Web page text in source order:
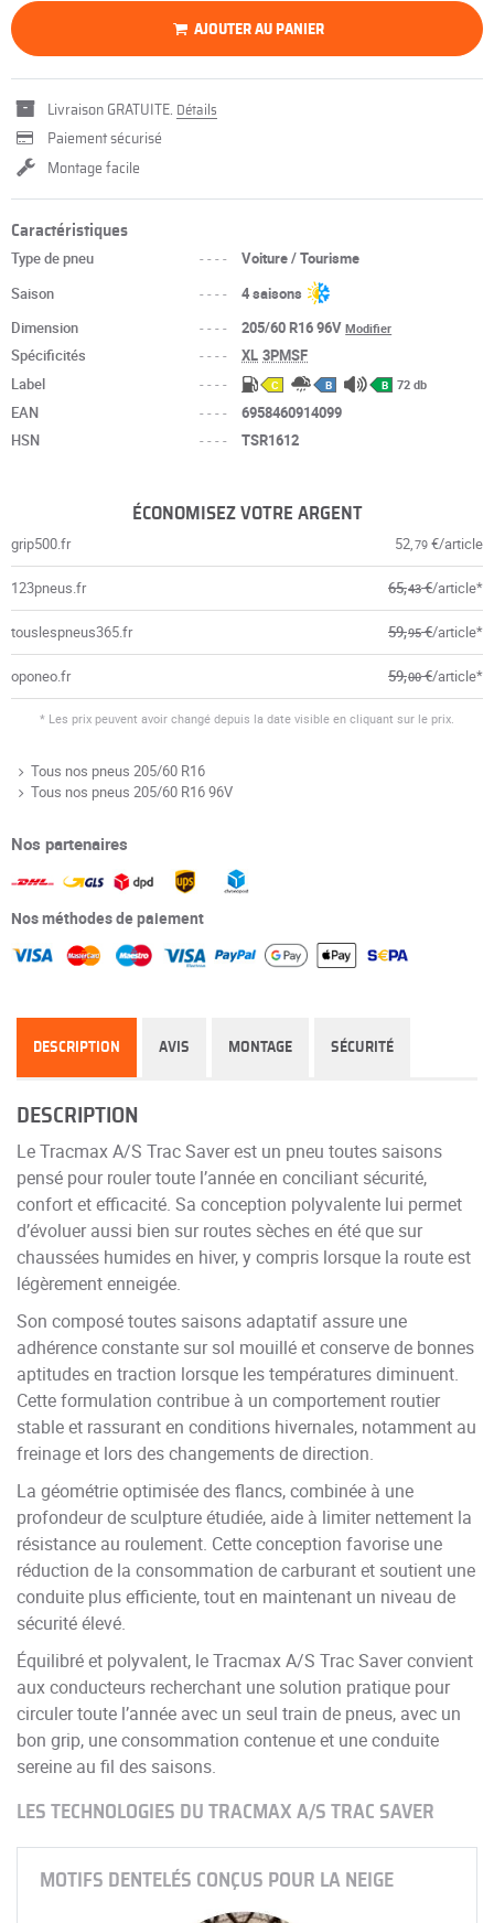
AJOUTER AU PANIER
Livraison GRATUITE. Détails
Paiement sécurisé
Montage facile
Caractéristiques
Type de pneu ----
Voiture / Tourisme
Saison
----
4 saisons
Dimension
---- 205/60 R16 96VModifier
Spécificités ---- XL 3PMSF
Label
---- C B B 72 db
EAN ----
6958460914099
HSN
---- TSR1612
ÉCONOMISEZ VOTRE ARGENT
grip500.fr 52,79 €/article
123pneus.fr 65,43€/article*
touslespneus365.fr 59,95€/article*
oponeo.fr 59,00€/article*
* Les prix peuvent avoir changé depuis la date visible en cliquant sur le prix.
Tous nos pneus 205/60 R16
Tous nos pneus 205/60 R16 96V
Nos partenaires
Nos méthodes de paiement
DESCRIPTION AVIS MONTAGE SÉCURITÉ
DESCRIPTION
Le Tracmax A/S Trac Saver est un pneu toutes saisons
pensé pour rouler toute l’année en conciliant sécurité,
confort et efficacité. Sa conception polyvalente lui permet
d’évoluer aussi bien sur routes sèches en été que sur
chaussées humides en hiver, y compris lorsque la route est
légèrement enneigée.
Son composé toutes saisons adaptatif assure une
adhérence constante sur sol mouillé et conserve de bonnes
aptitudes en traction lorsque les températures diminuent.
Cette formulation contribue à un comportement routier
stable et rassurant en conditions hivernales, notamment au
freinage et lors des changements de direction.
La géométrie optimisée des flancs, combinée à une
profondeur de sculpture étudiée, aide à limiter nettement la
résistance au roulement. Cette conception favorise une
réduction de la consommation de carburant et soutient une
conduite plus efficiente, tout en maintenant un niveau de
sécurité élevé.
Équilibré et polyvalent, le Tracmax A/S Trac Saver convient
aux conducteurs recherchant une solution pratique pour
circuler toute l’année avec un seul train de pneus, avec un
bon grip, une consommation contenue et une conduite
sereine au fil des saisons.
LES TECHNOLOGIES DU TRACMAX A/S TRAC SAVER
MOTIFS DENTELÉS CONÇUS POUR LA NEIGE